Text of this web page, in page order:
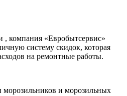
компания «Евробытсервис»
систему скидок, которая
на ремонтные работы.
и морозильных